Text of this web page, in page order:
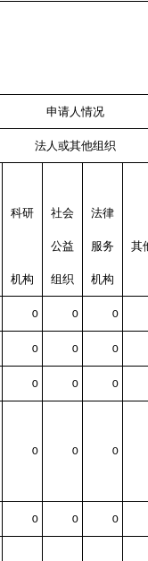
申请人情况
法人或其他组织
科研
机构
社会
公益
组织
法律
服务
机构
其
0 0 0
0 0 0
0 0 0
0 0 0
0 0 0